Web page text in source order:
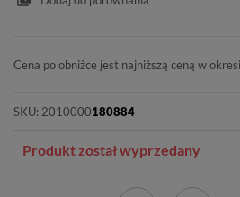
Cena po obniżce jest najniższą ceną w
SKU: 2010000180884
Produkt został wyprzedany